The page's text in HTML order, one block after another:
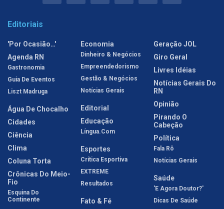
Editoriais
'Por Ocasião…'
Agenda RN
Gastronomia
Guia De Eventos
Liszt Madruga
Água De Chocalho
Cidades
Ciência
Clima
Coluna Torta
Crônicas Do Meio-
Fio
Esquina Do
Continente
Economia
Dinheiro & Negócios
Empreendedorismo
Gestão & Negócios
Notícias Gerais
Editorial
Educação
Língua.com
Esportes
Crítica Esportiva
EXTREME
Resultados
Fato & Fé
Geração JOL
Giro Geral
Livres Idéias
Notícias Gerais Do
RN
Opinião
Pirando O
Cabeção
Política
Fala Rô
Notícias Gerais
Saúde
'E Agora Doutor?'
Dicas De Saúde